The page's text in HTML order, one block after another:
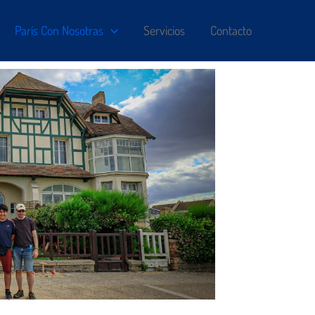
París Con Nosotras Servicios Contacto